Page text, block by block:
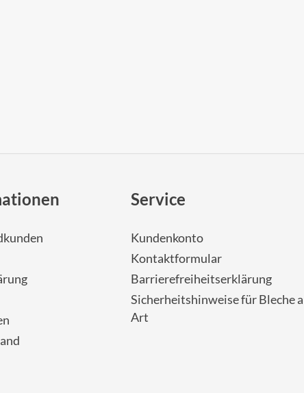
Service
Kundenkonto
Kontaktformular
Barrierefreiheitserklärung
Sicherheitshinweise für Bleche
Art